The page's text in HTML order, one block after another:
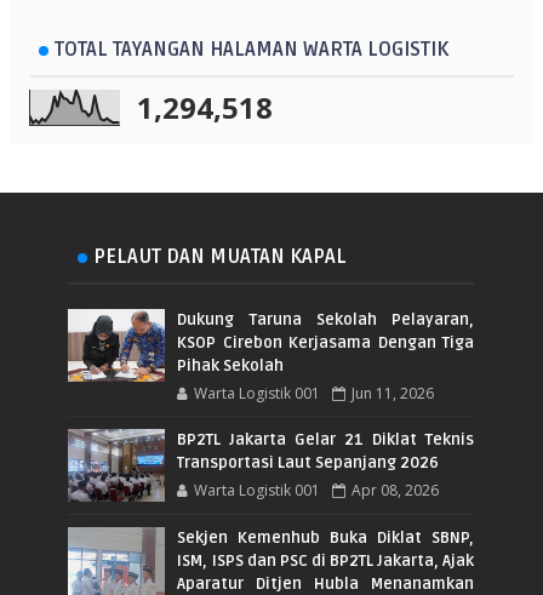
TOTAL TAYANGAN HALAMAN WARTA LOGISTIK
1,294,518
PELAUT DAN MUATAN KAPAL
Dukung Taruna Sekolah Pelayaran,
KSOP Cirebon Kerjasama Dengan Tiga
Pihak Sekolah
Warta Logistik 001 Jun 11, 2026
BP2TL Jakarta Gelar 21 Diklat Teknis
Transportasi Laut Sepanjang 2026
Warta Logistik 001 Apr 08, 2026
Sekjen Kemenhub Buka Diklat SBNP,
ISM, ISPS dan PSC di BP2TL Jakarta, Ajak
Aparatur Ditjen Hubla Menanamkan